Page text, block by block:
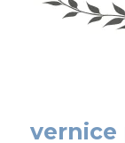
vernice